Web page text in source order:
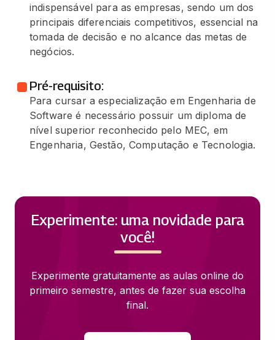
indispensável para as empresas, sendo um dos
principais diferenciais competitivos, essencial na
tomada de decisão e no alcance das metas de
negócios.
Pré-requisito:
Para cursar a especialização em Engenharia de
Software é necessário possuir um diploma de
nível superior reconhecido pelo MEC, em
Engenharia, Gestão, Computação e Tecnologia.
Experimente: uma novidade para
você!
Experimente gratuitamente as aulas online do
primeiro semestre, antes de fazer sua escolha
final.